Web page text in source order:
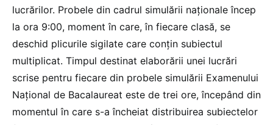
lucrărilor. Probele din cadrul simulării naţionale încep
la ora 9:00, moment în care, în fiecare clasă, se
deschid plicurile sigilate care conţin subiectul
multiplicat. Timpul destinat elaborării unei lucrări
scrise pentru fiecare din probele simulării Examenului
Naţional de Bacalaureat este de trei ore, începând din
momentul în care s-a încheiat distribuirea subiectelor